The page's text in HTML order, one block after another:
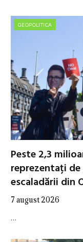
GEOPOLITICA
Peste 2,3
reprezentați
escaladării din
7 august 2026
…